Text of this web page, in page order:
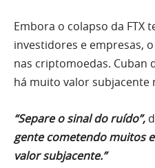
Embora o colapso da FTX
investidores e empresas,
nas criptomoedas. Cuban
há muito valor subjacente
“Separe o sinal do ruído”,
gente cometendo muitos
valor subjacente.”